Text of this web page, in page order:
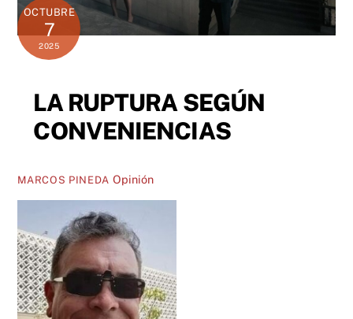
OCTUBRE
7
2025
LA RUPTURA SEGÚN
CONVENIENCIAS
MARCOS PINEDA Opinión